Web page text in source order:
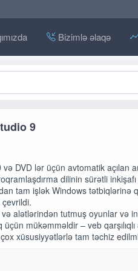
Bizimlə əlaqə
9
DVD lər üçün avtomatik açılan
dilinin sürətli
tam işlək Windows tətbiqlərinə
və alətlərindən tutmuş oyunlar və
mükəmməldir – veb qarşılıqlı
xüsusiyyətlərlə tam təchiz